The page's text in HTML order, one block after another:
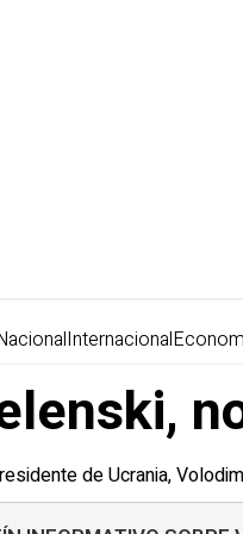
Internacional
de Ucrania,